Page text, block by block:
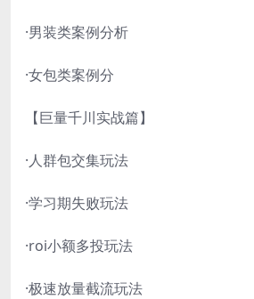
·男装类案例分析
·女包类案例分
【巨量千川实战篇】
·人群包交集玩法
·学习期失败玩法
·roi小额多投玩法
·极速放量截流玩法